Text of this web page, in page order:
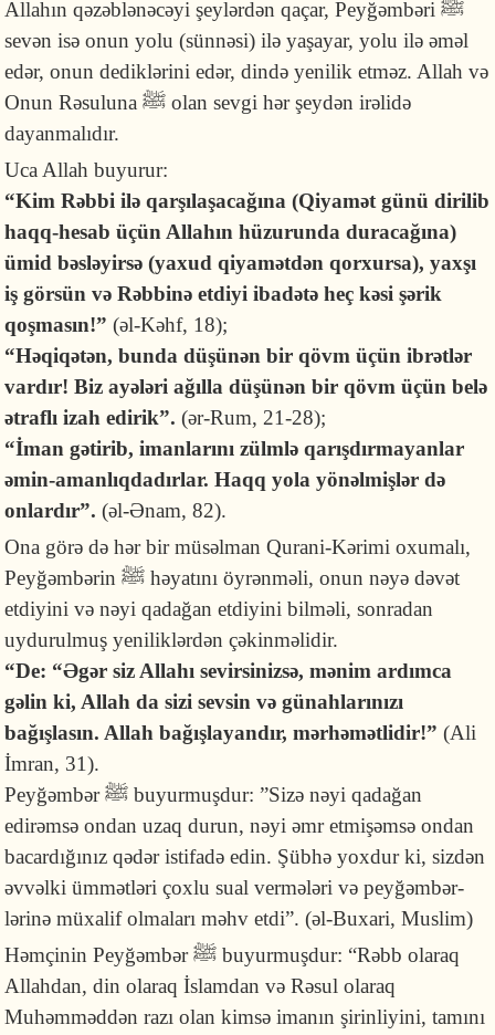
Allahın qəzəblənəcəyi şeylərdən qaçar, Peyğəmbəri ﷺ
sevən isə onun yolu (sünnəsi) ilə yaşayar, yolu ilə əməl
edər, onun dediklərini edər, dində yenilik etməz. Allah və
Onun Rəsuluna ﷺ olan sevgi hər şeydən irəlidə
dayanmalıdır.
Uca Allah buyurur:
“Kim Rəbbi ilə qarşılaşacağına (Qiyamət günü dirilib
haqq-hesab üçün Allahın hüzurunda duracağına)
ümid bəsləyirsə (yaxud qiyamətdən qorxursa), yaxşı
iş görsün və Rəbbinə etdiyi ibadətə heç kəsi şərik
qoşmasın!” (əl-Kəhf, 18);
“Həqiqətən, bunda düşünən bir qövm üçün ibrətlər
vardır! Biz ayələri ağılla düşünən bir qövm üçün belə
ətraflı izah edirik”. (ər-Rum, 21-28);
“İman gətirib, imanlarını zülmlə qarışdırma­yanlar
əmin-amanlıq­dadır­lar. Haqq yola yönəlmişlər də
onlardır”. (əl-Ənam, 82).
Ona görə də hər bir müsəlman Qurani-Kərimi oxumalı,
Peyğəmbərin ﷺ həyatını öyrənməli, onun nəyə dəvət
etdiyini və nəyi qadağan etdiyini bilməli, sonradan
uydurulmuş yenilik­lərdən çəkinməlidir.
“De: “Əgər siz Allahı sevirsinizsə, mənim ardımca
gəlin ki, Allah da sizi sevsin və günahlarınızı
bağışlasın. Allah bağışlayandır, mərhəmətlidir!”(Ali
İmran, 31).
Peyğəmbər ﷺ buyurmuşdur: ”Sizə nəyi qadağan
edirəmsə ondan uzaq durun, nəyi əmr etmişəmsə ondan
bacardığınız qədər istifadə edin. Şübhə yoxdur ki, sizdən
əvvəlki ümmətləri çoxlu sual vermələri və peyğəmbər­
lərinə müxalif olmaları məhv etdi”. (əl-Buxari, Muslim)
Həmçinin Peyğəmbər ﷺ buyurmuşdur: “Rəbb olaraq
Allahdan, din olaraq İslamdan və Rəsul olaraq
Muhəmməddən razı olan kimsə imanın şirinliyini, tamını